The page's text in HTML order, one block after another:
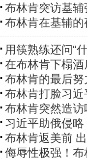
布林肯突访基
布林肯在基辅
用筷熟练还问“
在布林肯下榻
布林肯的最后努
布林肯打脸习
布林肯突然造
习近平助俄侵略
布林肯返美前
侮辱性极强！布